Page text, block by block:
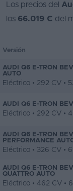
Los precios del
los 66.019 € del
Versión
AUDI Q6 E-TRON
AUTO
Eléctrico • 292 CV •
AUDI Q6 E-TRON
Eléctrico • 292 CV •
AUDI Q6 E-TRON
PERFORMANCE
Eléctrico • 326 CV •
AUDI Q6 E-TRON
QUATTRO AUTO
Eléctrico • 462 CV •